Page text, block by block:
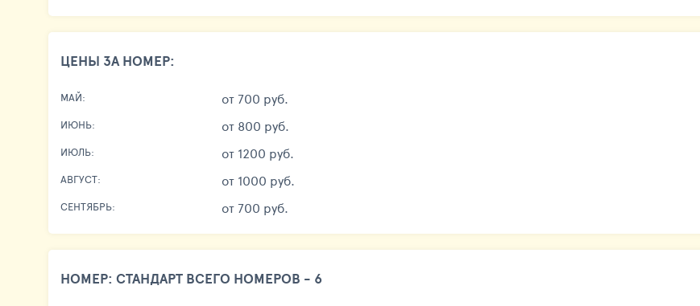
ЦЕНЫ ЗА НОМЕР:
МАЙ: от 700 руб.
ИЮНЬ: от 800 руб.
ИЮЛЬ: от 1200 руб.
АВГУСТ: от 1000 руб.
СЕНТЯБРЬ: от 700 руб.
НОМЕР: СТАНДАРТ ВСЕГО НОМЕРОВ - 6